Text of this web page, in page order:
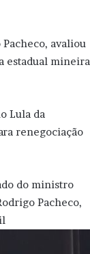
avaliou
estadual mineira
Lula da
renegociação